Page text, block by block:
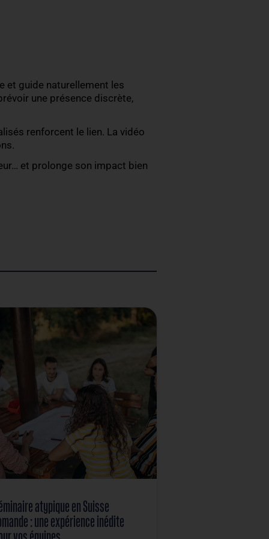
encore plus puissant.
le lendemain.
comme un
est visible et guide naturellement les
pouvez aussi prévoir une présence discrète,
personnalisés renforcent le lien. La vidéo
éditions.
en extérieur… et prolonge son impact bien